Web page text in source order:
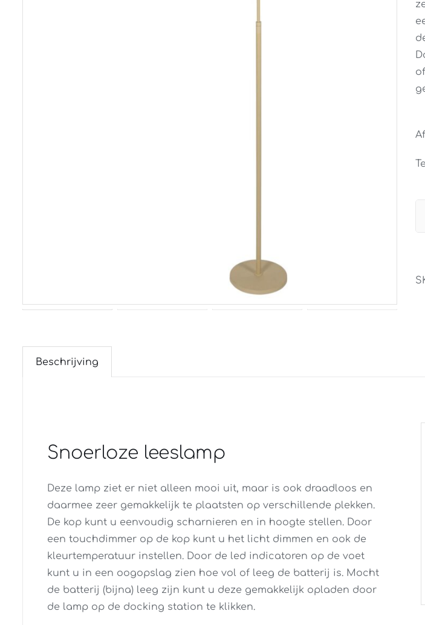
Beschrijving
Snoerloze leeslamp
Deze lamp ziet er niet alleen mooi uit, maar is ook draadloos en
daarmee zeer gemakkelijk te plaatsten op verschillende plekken.
De kop kunt u eenvoudig scharnieren en in hoogte stellen. Door
een touchdimmer op de kop kunt u het licht dimmen en ook de
kleurtemperatuur instellen. Door de led indicatoren op de voet
kunt u in een oogopslag zien hoe vol of leeg de batterij is. Mocht
de batterij (bijna) leeg zijn kunt u deze gemakkelijk opladen door
de lamp op de docking station te klikken.